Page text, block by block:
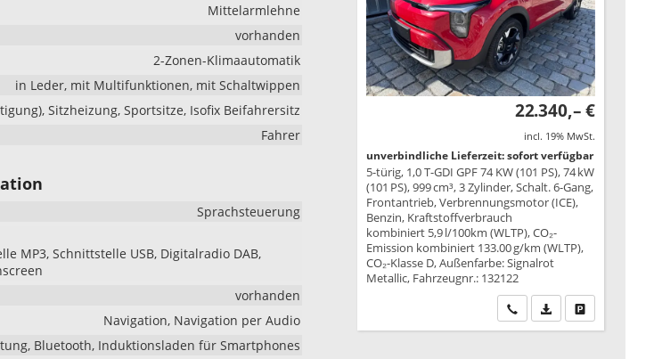
Mittelarmlehne
vorhanden
2-Zonen-Klimaautomatik
in Leder, mit Multifunktionen, mit Schaltwippen
Sitzheizung, Sportsitze, Isofix Beifahrersitz
Fahrer
Sprachsteuerung
MP3, Schnittstelle USB, Digitalradio DAB,
vorhanden
Navigation, Navigation per Audio
Bluetooth, Induktionsladen für Smartphones
22.340,– €
incl. 19% MwSt.
unverbindliche Lieferzeit: sofort verfügbar
5-türig, 1,0 T-GDI GPF 74 KW (101 PS), 74 kW
(101 PS), 999 cm³, 3 Zylinder, Schalt. 6-Gang,
Frontantrieb, Verbrennungsmotor (ICE),
Benzin, Kraftstoffverbrauch
kombiniert 5,9 l/100km (WLTP), CO₂-
Emission kombiniert 133.00 g/km (WLTP),
CO₂-Klasse D, Außenfarbe: Signalrot
Metallic, Fahrzeugnr.: 132122
Wir rufen Sie an
PDF-Datei,Drucken,